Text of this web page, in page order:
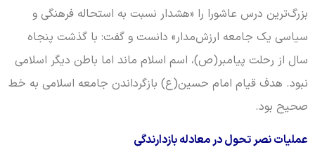
بزرگ‌ترین درس عاشورا را «هشدار نسبت به استحاله فرهنگی و
سیاسی یک جامعه ارزش‌مدار» دانست و گفت: با گذشت پنجاه
سال از رحلت پیامبر(ص)، اسم اسلام ماند اما باطن دیگر اسلامی
نبود. هدف قیام امام حسین(ع) بازگرداندن جامعه اسلامی به خط
صحیح بود.
عملیات نصر تحول در معادله بازدارندگی